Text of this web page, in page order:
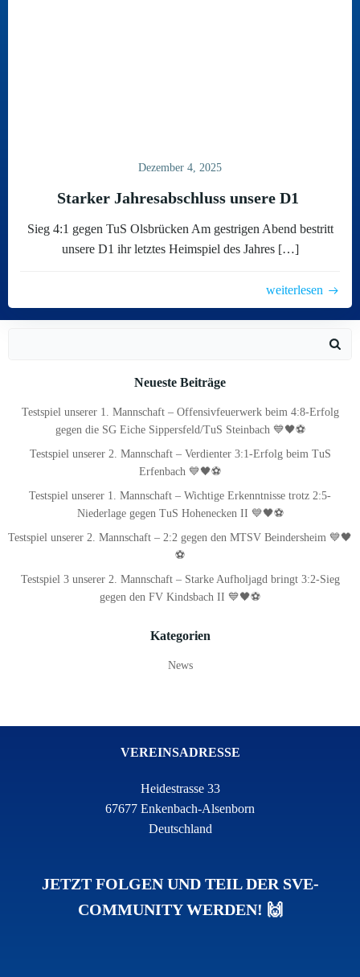
Dezember 4, 2025
Starker Jahresabschluss unsere D1
Sieg 4:1 gegen TuS Olsbrücken Am gestrigen Abend bestritt
unsere D1 ihr letztes Heimspiel des Jahres […]
weiterlesen
Neueste Beiträge
Testspiel unserer 1. Mannschaft – Offensivfeuerwerk beim 4:8-Erfolg
gegen die SG Eiche Sippersfeld/TuS Steinbach 💙🖤⚽
Testspiel unserer 2. Mannschaft – Verdienter 3:1-Erfolg beim TuS
Erfenbach 💙🖤⚽
Testspiel unserer 1. Mannschaft – Wichtige Erkenntnisse trotz 2:5-
Niederlage gegen TuS Hohenecken II 💙🖤⚽
Testspiel unserer 2. Mannschaft – 2:2 gegen den MTSV Beindersheim 💙🖤
⚽
Testspiel 3 unserer 2. Mannschaft – Starke Aufholjagd bringt 3:2-Sieg
gegen den FV Kindsbach II 💙🖤⚽
Kategorien
News
VEREINSADRESSE
Heidestrasse 33
67677 Enkenbach-Alsenborn
Deutschland
JETZT FOLGEN UND TEIL DER SVE-
COMMUNITY WERDEN! 🙌